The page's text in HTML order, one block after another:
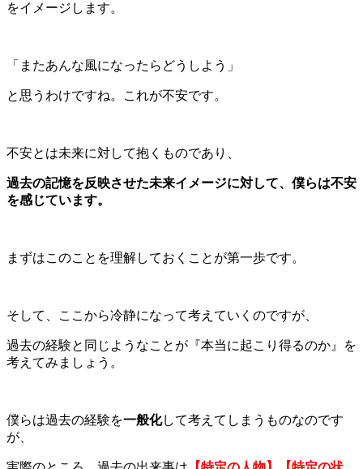
をイメージします。
「またあんな風になったらどうしよう」
と思うわけですね。これが不安です。
不安とは未来に対して抱くものであり、
過去の記憶を反映させた未来イメージに対して、僕らは不安
を感じています。
まずはこのことを理解しておくことが第一歩です。
そして、ここから冷静になって考えていくのですが、
過去の経験と同じようなことが『本当に起こり得るのか』を
考えてみましょう。
僕らは過去の経験を一般化して考えてしまうものなのです
が、